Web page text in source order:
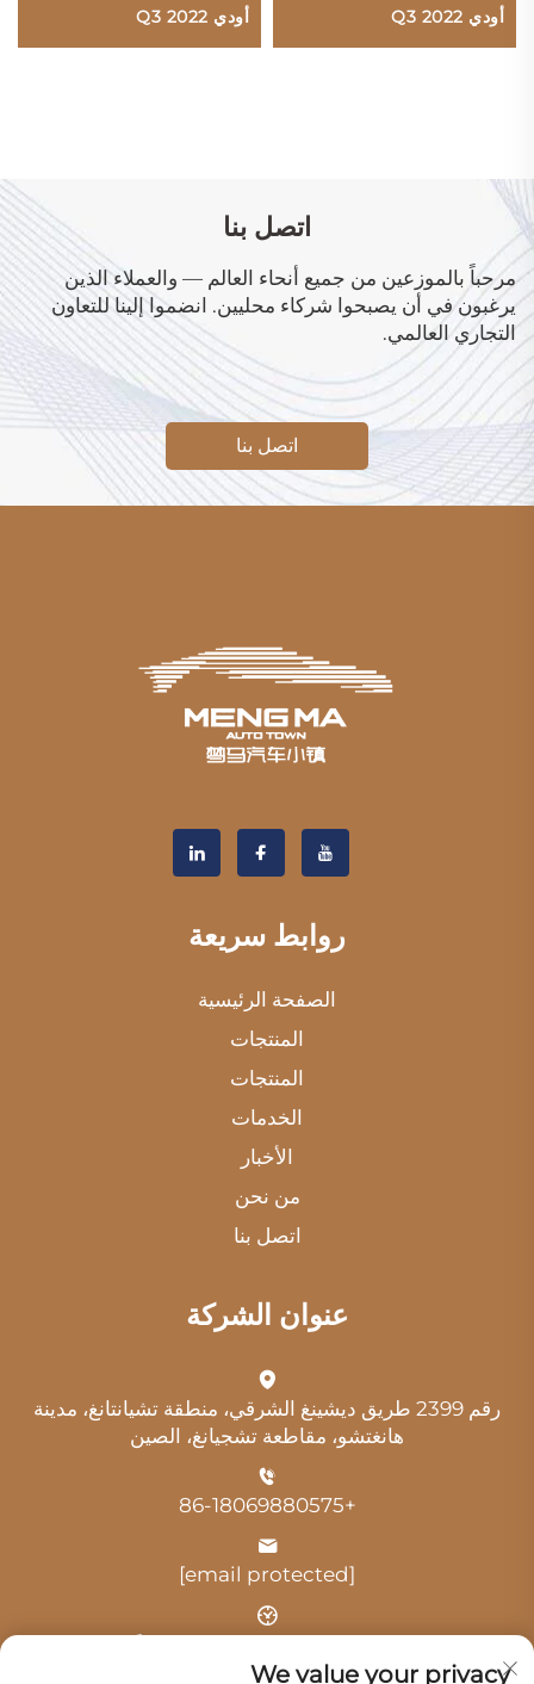
أودي Q3 2022 أودي Q3 2022
اتصل بنا
مرحباً بالموزعين من جميع أنحاء العالم — والعملاء الذين
يرغبون في أن يصبحوا شركاء محليين. انضموا إلينا للتعاون
التجاري العالمي.
اتصل بنا
روابط سريعة
الصفحة الرئيسية
المنتجات
المنتجات
الخدمات
الأخبار
من نحن
اتصل بنا
عنوان الشركة
رقم 2399 طريق ديشينغ الشرقي، منطقة تشيانتانغ، مدينة
هانغتشو، مقاطعة تشجيانغ، الصين
+86-18069880575
[email protected]
الوقت: 9:00 صباحًا - 6:00 مساءً
We value your privacy